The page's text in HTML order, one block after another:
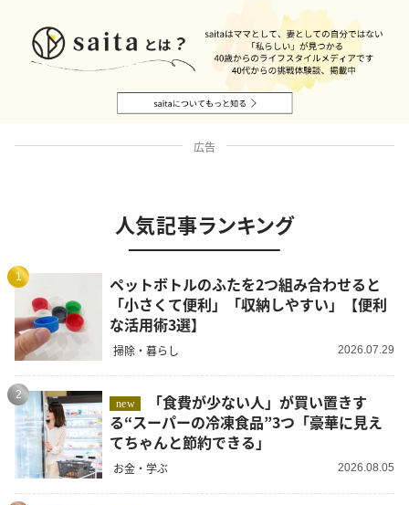
広告
人気記事ランキング
1
ペットボトルのふたを2つ組み合わせると
「小さくて便利」「収納しやすい」【便利
な活用術3選】
掃除・暮らし 2026.07.29
2
new
る“スーパーの冷凍食品”3つ「豪華に見え
てちゃんと節約できる」
お金・学ぶ 2026.08.05